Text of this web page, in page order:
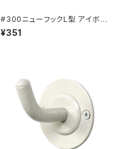
#300ニューフックL型 アイボリ
ー（901-1554）
¥351